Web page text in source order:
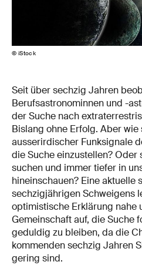
© iStock
Seit über sechzig Jahren
Berufsastronominnen und -
der Suche nach
Bislang ohne Erfolg. Aber
ausserirdischer Funksignale
die Suche einzustellen?
suchen und immer tiefer in
hineinschauen? Eine aktuelle
sechzigjährigen Schweigens
optimistische Erklärung nahe
Gemeinschaft auf, die Suche
geduldig zu bleiben, da die
kommenden sechzig Jahren
gering sind.